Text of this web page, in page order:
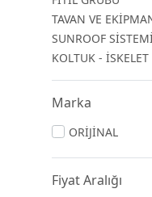
TAVAN VE
SUNROOF SİSTEMİ
KOLTUK -
Marka
ORİJİNAL
Fiyat Aralığı